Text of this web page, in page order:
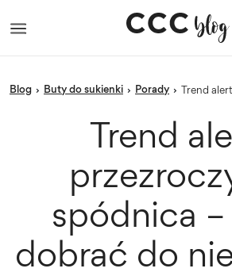
blog › Buty do sukienki › porady › Trend
Trend
spódnica
dobrać do